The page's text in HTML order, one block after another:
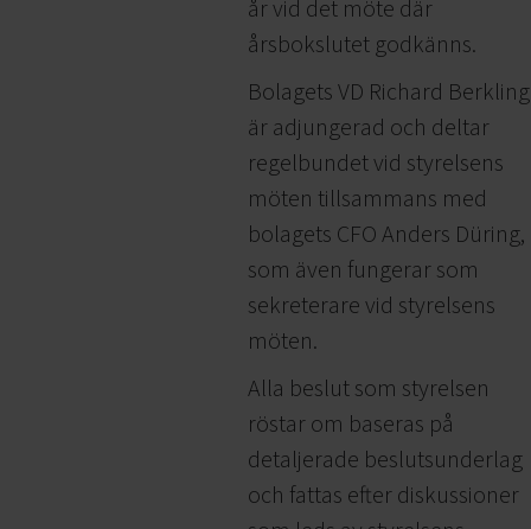
år vid det möte där
årsbokslutet godkänns.
Bolagets VD Richard Berkling
är adjungerad och deltar
regelbundet vid styrelsens
möten tillsammans med
bolagets CFO Anders Düring,
som även fungerar som
sekreterare vid styrelsens
möten.
Alla beslut som styrelsen
röstar om baseras på
detaljerade beslutsunderlag
och fattas efter diskussioner